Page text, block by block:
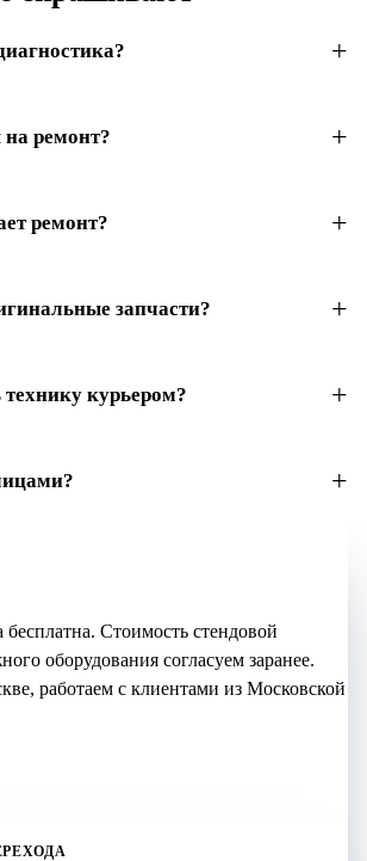
ремонт?
ремонт?
запчасти?
курьером?
Стоимость стендовой
оборудования согласуем заранее.
работаем с клиентами из Московской